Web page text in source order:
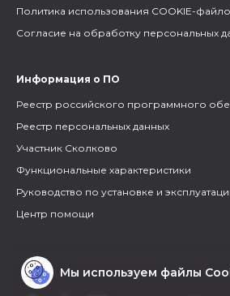
Политика использования COOKIE-
Согласие на обработку персональных
Информация о ПО
Реестр российского программного
Реестр персональных данных
Участник Сколково
Функциональные характеристики
Руководство по установке и
Центр помощи
Мы используем файлы